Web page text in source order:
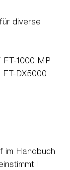
diverse
1000 MP
DX5000
im Handbuch
!